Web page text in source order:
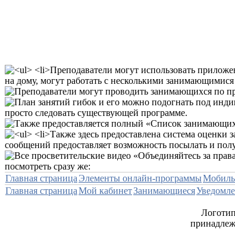
Главная страница Элементы онлайн-программы
Главная страницаМой кабинетЗанимающиеся